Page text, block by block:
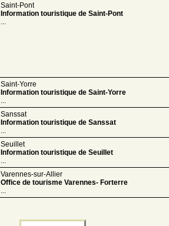
Saint-Pont
Information touristique de Saint-Pont
...
Saint-Yorre
Information touristique de Saint-Yorre
...
Sanssat
Information touristique de Sanssat
...
Seuillet
Information touristique de Seuillet
...
Varennes-sur-Allier
Office de tourisme Varennes- Forterre
...